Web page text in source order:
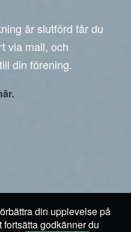
är slutförd får du
via mail, och
din förening.
din upplevelse på
godkänner du